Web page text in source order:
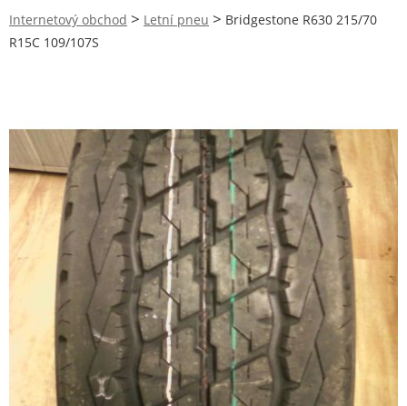
Internetový obchod > Letní pneu > Bridgestone R630 215/70
R15C 109/107S